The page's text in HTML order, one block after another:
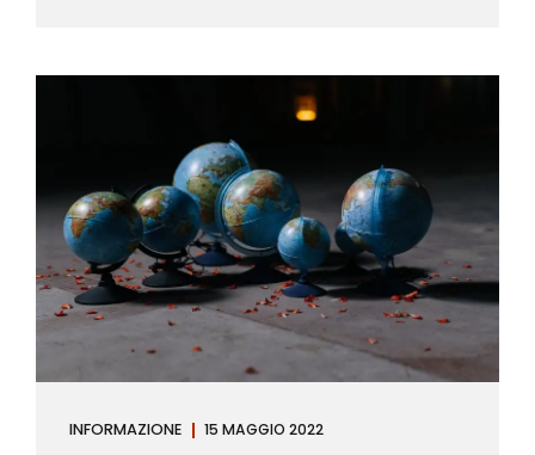
bancario e postale, direttore generale
dell’Accademia di educazione finanziaria presieduta
da Beppe Ghisolfi. Avvocato Rizzo, si sono
registrati cambiamenti sulla percezione della
sicurezza dei propri risparmi? Parto da una
considerazione scientifica. John Ioannidis, noto
professore di medicina, di epidemiologia e...
INFORMAZIONE 15 MAGGIO 2022